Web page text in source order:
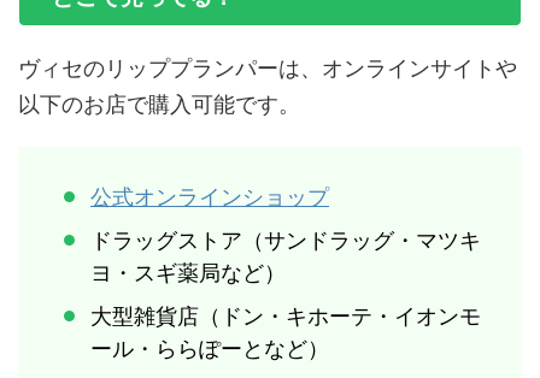
ヴィセのリッププランパーは、オンラインサイトや
以下のお店で購入可能です。
公式オンラインショップ
ドラッグストア（サンドラッグ・マツキ
ヨ・スギ薬局など）
大型雑貨店（ドン・キホーテ・イオンモ
ール・ららぽーとなど）